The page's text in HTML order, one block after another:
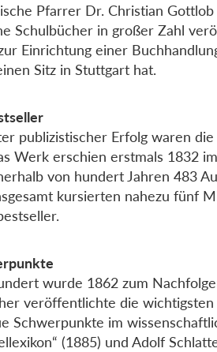
Pfarrer Dr. Christian
Schulbücher in großer Zahl
Einrichtung einer
Sitz in Stuttgart hat.
publizistischer Erfolg waren
Werk erschien erstmals 1832
von hundert Jahren 483
kursierten nahezu fünf
wurde 1862 zum
veröffentlichte die
Schwerpunkte im
(1885) und Adolf